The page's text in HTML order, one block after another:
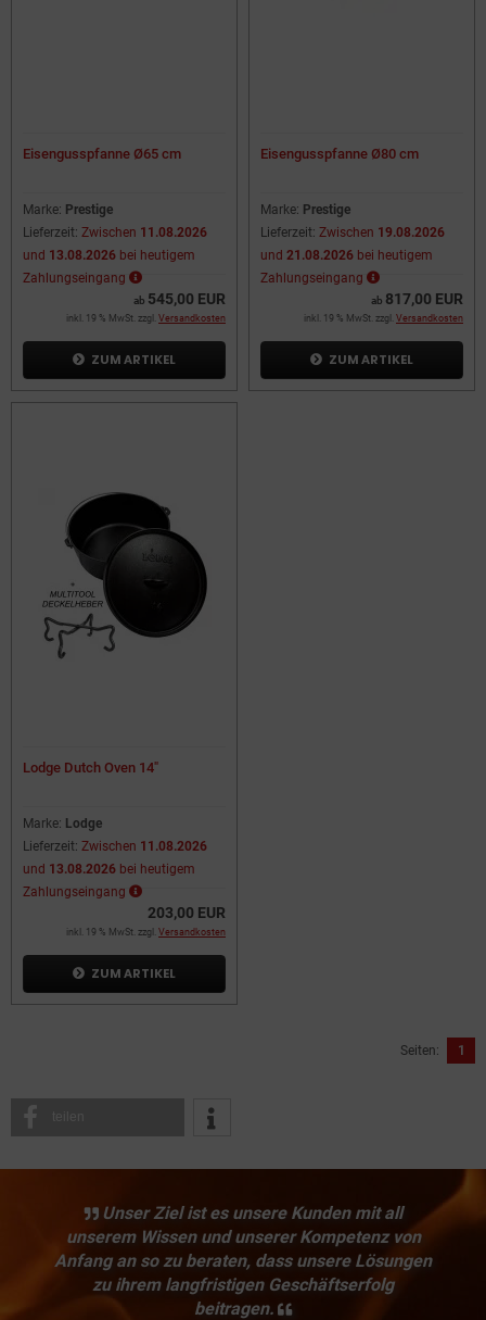
Eisengusspfanne Ø65 cm
Marke: Prestige
Lieferzeit: Zwischen 11.08.2026
und 13.08.2026 bei heutigem
Zahlungseingang
ab 545,00 EUR
inkl. 19 % MwSt. zzgl. Versandkosten
ZUM ARTIKEL
Eisengusspfanne Ø80 cm
Marke: Prestige
Lieferzeit: Zwischen 19.08.2026
und 21.08.2026 bei heutigem
Zahlungseingang
ab 817,00 EUR
inkl. 19 % MwSt. zzgl. Versandkosten
ZUM ARTIKEL
Lodge Dutch Oven 14"
Marke: Lodge
Lieferzeit: Zwischen 11.08.2026
und 13.08.2026 bei heutigem
Zahlungseingang
203,00 EUR
inkl. 19 % MwSt. zzgl. Versandkosten
ZUM ARTIKEL
Seiten: 1
Unser Ziel ist es unsere Kunden mit all
unserem Wissen und unserer Kompetenz von
Anfang an so zu beraten, dass unsere Lösungen
zu ihrem langfristigen Geschäftserfolg
beitragen.